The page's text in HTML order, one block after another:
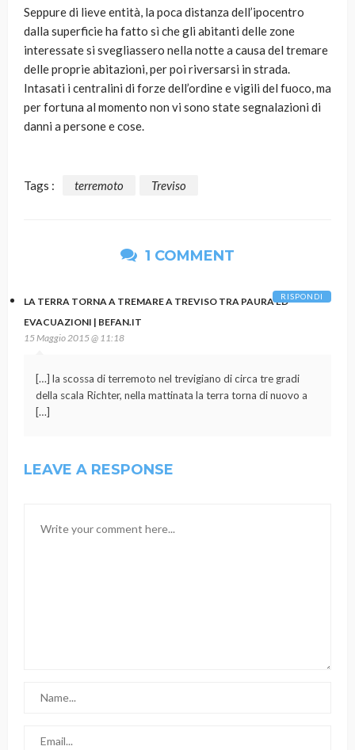
Seppure di lieve entità, la poca distanza dell’ipocentro
dalla superficie ha fatto sì che gli abitanti delle zone
interessate si svegliassero nella notte a causa del tremare
delle proprie abitazioni, per poi riversarsi in strada.
Intasati i centralini di forze dell’ordine e vigili del fuoco, ma
per fortuna al momento non vi sono state segnalazioni di
danni a persone e cose.
Tags : terremoto Treviso
1 COMMENT
LA TERRA TORNA A TREMARE A TREVISO TRA PAURA ED
EVACUAZIONI | BEFAN.IT
15 Maggio 2015 @ 11:18
[…] la scossa di terremoto nel trevigiano di circa tre gradi
della scala Richter, nella mattinata la terra torna di nuovo a
[…]
RISPONDI
LEAVE A RESPONSE